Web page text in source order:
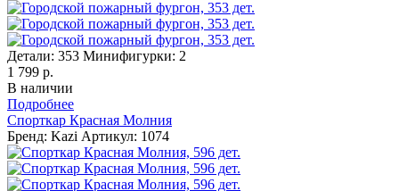
Детали: 353 Минифигурки: 2
1 799 р.
В наличии
Подробнее
Спорткар Красная Молния
Бренд: Kazi Артикул: 1074